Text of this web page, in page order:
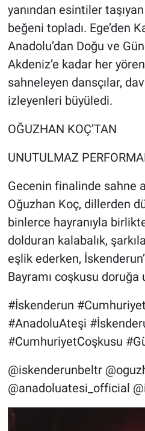
yanından esintiler
beğeni topladı. Ege’den
Anadolu’dan Doğu ve
Akdeniz’e kadar her
sahneleyen dansçılar,
izleyenleri büyüledi.
OĞUZHAN KOÇ’TAN
UNUTULMAZ
Gecenin finalinde sahne
Oğuzhan Koç, dillerden
binlerce hayranıyla
dolduran kalabalık,
eşlik ederken,
Bayramı coşkusu doruğa
#İskenderun
#AnadoluAteşi
#CumhuriyetCoşkusu
@iskenderunbeltr
@anadoluatesi_official